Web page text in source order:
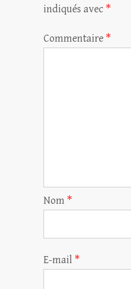
indiqués avec *
Commentaire *
Nom *
E-mail *